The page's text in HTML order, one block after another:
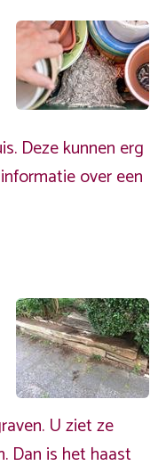
Deze kunnen erg
over een
U ziet ze
Dan is het haast